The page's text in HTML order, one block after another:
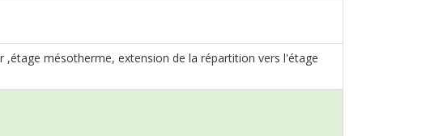
mésotherme, extension de la répartition vers l'étage